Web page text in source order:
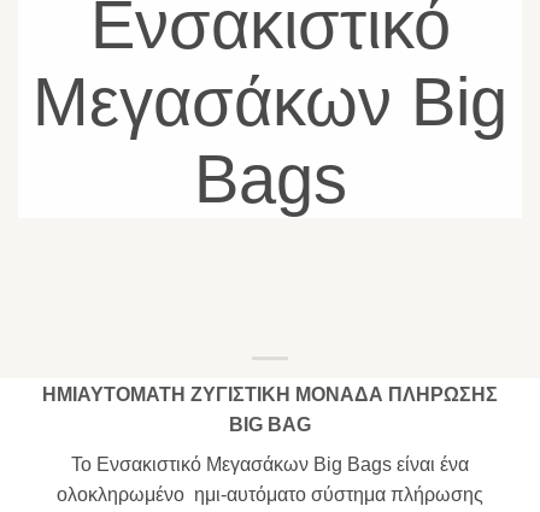
Ενσακιστικό
Μεγασάκων Big
Bags
ΗΜΙΑΥΤΟΜΑΤΗ ΖΥΓΙΣΤΙΚΗ ΜΟΝΑΔΑ ΠΛΗΡΩΣΗΣ
BIG BAG
Το Ενσακιστικό Μεγασάκων Big Bags είναι ένα
ολοκληρωμένο ημι-αυτόματο σύστημα πλήρωσης